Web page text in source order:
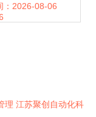
“石榴籽一家
：2026-08-06
理 江苏聚创自动化科